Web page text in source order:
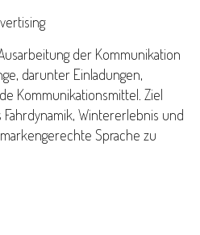
der Kommunikation
darunter Einladungen,
Kommunikationsmittel. Ziel
Wintererlebnis und
Sprache zu